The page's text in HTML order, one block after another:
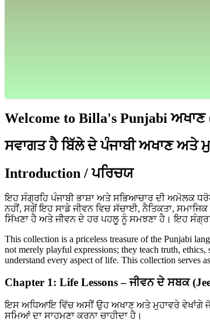
Welcome to Billa's Punjabi
ਸਵਾਗਤ ਹੈ ਬਿੱਲੇ ਦੇ ਪੰਜਾਬੀ ਅਖਾਣ ਅਤੇ
Introduction / ਪਰਿਚਯ
ਇਹ ਸੰਗ੍ਰਹਿ ਪੰਜਾਬੀ ਭਾਸ਼ਾ ਅਤੇ ਸਭਿਆਚਾਰ ਦੀ ਅਮੋਲਕ
ਨਹੀਂ, ਸਗੋਂ ਇਹ ਸਾਡੇ ਜੀਵਨ ਵਿਚ ਸੱਚਾਈ, ਨੈਤਿਕਤਾ,
ਸਿੱਖਣਾ ਹੈ ਅਤੇ ਜੀਵਨ ਦੇ ਹਰ ਪਹਲੂ ਨੂੰ ਸਮਝਣਾ ਹੈ। ਇਹ
This collection is a priceless treasure of the Punjabi
not merely playful expressions; they teach truth,
understand every aspect of life. This collection serves
Chapter 1: Life Lessons – ਜੀਵਨ ਦੇ ਸਬਕ
ਇਸ ਅਧਿਆਇ ਵਿੱਚ ਅਸੀਂ ਉਹ ਅਖਾਣ ਅਤੇ ਮੁਹਾਵਰੇ ਵੇਖਾਂਗੇ ਜੋ
ਸਮਿਆਂ ਦਾ ਸਾਹਮਣਾ ਕਰਨਾ ਚਾਹੀਦਾ ਹੈ।